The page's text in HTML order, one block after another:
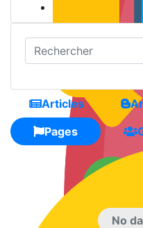
Articles
Pages
No